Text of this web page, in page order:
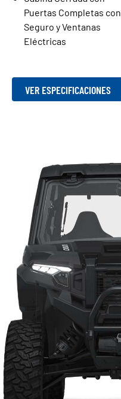
Puertas Completas con
Seguro y Ventanas
Eléctricas
VER ESPECIFICACIONES